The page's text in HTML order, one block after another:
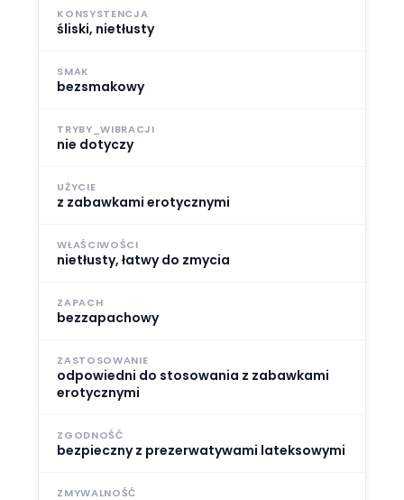
KONSYSTENCJA
śliski, nietłusty
SMAK
bezsmakowy
TRYBY_WIBRACJI
nie dotyczy
UŻYCIE
z zabawkami erotycznymi
WŁAŚCIWOŚCI
nietłusty, łatwy do zmycia
ZAPACH
bezzapachowy
ZASTOSOWANIE
odpowiedni do stosowania z zabawkami
erotycznymi
ZGODNOŚĆ
bezpieczny z prezerwatywami lateksowymi
ZMYWALNOŚĆ